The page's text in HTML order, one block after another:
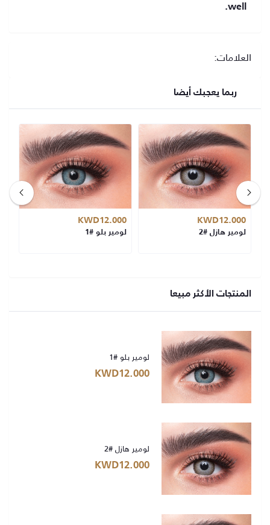
المنتجات الأكثر مبيعا
لومير بلو #1
KWD12.000
لومير هازل #2
KWD12.000
well.
العلامات:
ربما يعجبك أيضا
KWD12.000
لومير هازل #2
KWD12.000
لومير بلو #1